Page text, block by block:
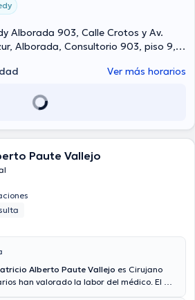
Alborada 903, Calle Crotos y Av.
Alborada, Consultorio 903, piso 9,
Ver más horarios
Paute Vallejo
Alberto Paute Vallejo es Cirujano
han valorado la labor del médico. El Dr.